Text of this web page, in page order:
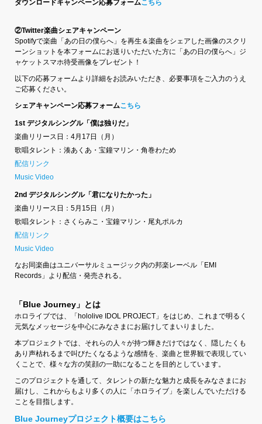
ダウンロードキャンペーン応募フォームこちら
②Twitter楽曲シェアキャンペーン
Spotifyで楽曲「あの日の僕らへ」を再生＆楽曲をシェアした画像のスクリ
ーンショットを本フォームにお送りいただいた方に「あの日の僕らへ」ジ
ャケットスマホ待受画像をプレゼント！
以下の応募フォームより詳細をお読みいただき、必要事項をご入力のうえ
ご応募ください。
シェアキャンペーン応募フォームこちら
1st デジタルシングル「僕は独りだ」
楽曲リリース日：4月17日（月）
歌唱タレント：湊あくあ・宝鐘マリン・角巻わため
配信リンク
Music Video
2nd デジタルシングル「君になりたかった」
楽曲リリース日：5月15日（月）
歌唱タレント：さくらみこ・宝鐘マリン・尾丸ポルカ
配信リンク
Music Video
なお同楽曲はユニバーサルミュージック内の邦楽レーベル「EMI
Records」より配信・発売される。
「Blue Journey」とは
ホロライブでは、「hololive IDOL PROJECT」をはじめ、これまで明るく
元気なメッセージを中心にみなさまにお届けしてまいりました。
本プロジェクトでは、それらの人々が持つ輝きだけではなく、隠したくも
あり声枯れるまで叫びたくなるような感情を、楽曲と世界観で表現してい
くことで、様々な方の笑顔の一助になることを目的としています。
このプロジェクトを通して、タレントの新たな魅力と成長をみなさまにお
届けし、これからもより多くの人に「ホロライブ」を楽しんでいただける
ことを目指します。
Blue Journeyプロジェクト概要はこちら